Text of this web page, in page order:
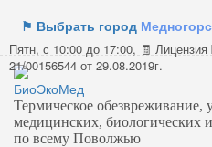
⚑ Выбрать город
Пятн, с 10:00 до 17:00, 🧾
21/00156544 от 29.08.2019г.
Термическое обезвреживание,
медицинских, биологических
по всему Поволжью